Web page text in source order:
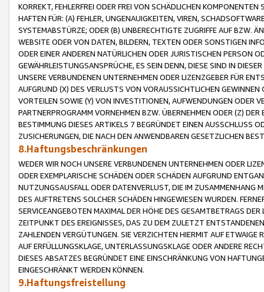
KORREKT, FEHLERFREI ODER FREI VON SCHÄDLICHEN
HAFTEN FÜR: (A) FEHLER, UNGENAUIGKEITEN, VIREN,
SYSTEMABSTÜRZE; ODER (B) UNBERECHTIGTE ZUGRIFFE AUF BZW.
WEBSITE ODER VON DATEN, BILDERN, TEXTEN ODER SONSTIGEN
ODER EINER ANDEREN NATÜRLICHEN ODER JURISTISCHEN PERSON
GEWÄHRLEISTUNGSANSPRÜCHE, ES SEIN DENN, DIESE SIND IN
UNSERE VERBUNDENEN UNTERNEHMEN ODER LIZENZGEBER FÜR
AUFGRUND (X) DES VERLUSTS VON VORAUSSICHTLICHEN
VORTEILEN SOWIE (Y) VON INVESTITIONEN, AUFWENDUNGEN ODER
PARTNERPROGRAMM VORNEHMEN BZW. ÜBERNEHMEN ODER (Z)
BESTIMMUNG DIESES ARTIKELS 7 BEGRÜNDET EINEN AUSSCHLUSS
ZUSICHERUNGEN, DIE NACH DEN ANWENDBAREN GESETZLICHEN
8.Haftungsbeschränkungen
WEDER WIR NOCH UNSERE VERBUNDENEN UNTERNEHMEN ODER
ODER EXEMPLARISCHE SCHÄDEN ODER SCHÄDEN AUFGRUND
NUTZUNGSAUSFALL ODER DATENVERLUST, DIE IM ZUSAMMENHANG
DES AUFTRETENS SOLCHER SCHÄDEN HINGEWIESEN WURDEN.
SERVICEANGEBOTEN MAXIMAL DER HÖHE DES GESAMTBETRAGS
ZEITPUNKT DES EREIGNISSES, DAS ZU DEM ZULETZT
ZAHLENDEN VERGÜTUNGEN. SIE VERZICHTEN HIERMIT AUF
AUF ERFÜLLUNGSKLAGE, UNTERLASSUNGSKLAGE ODER ANDERE
DIESES ABSATZES BEGRÜNDET EINE EINSCHRÄNKUNG VON
EINGESCHRÄNKT WERDEN KÖNNEN.
9.Haftungsfreistellung